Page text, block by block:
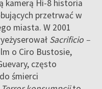
kamerą Hi-8 historia
przetrwać w
miasta. W 2001
Sacrificio –
o Ciro Bustosie,
często
śmierci